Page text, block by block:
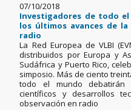
07/10/2018
Investigadores de todo
los últimos avances de
radio
La Red Europea de VLBI
distribuidos por Europa y
Sudáfrica y Puerto Rico,
simposio. Más de ciento
todo el mundo debatirán
científicos y desarrollos
observación en radio